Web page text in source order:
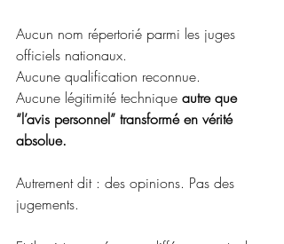
Aucun nom répertorié parmi les juges
officiels nationaux.
Aucune qualification reconnue.
Aucune légitimité technique autre que
“l’avis personnel” transformé en vérité
absolue.
Autrement dit : des opinions. Pas des
jugements.